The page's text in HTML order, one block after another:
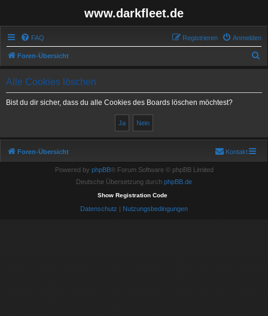
www.darkfleet.de
FAQ Anmelden
Registrieren
Foren-Übersicht
u
Alle Cookies löschen
Bist du dir sicher, dass du alle Cookies des Boards löschen möchtest?
Foren-Übersicht Kontakt
Powered by phpBB® Forum Software © phpBB Limited
Deutsche Übersetzung durch phpBB.de
Show Registration Code
Datenschutz | Nutzungsbedingungen